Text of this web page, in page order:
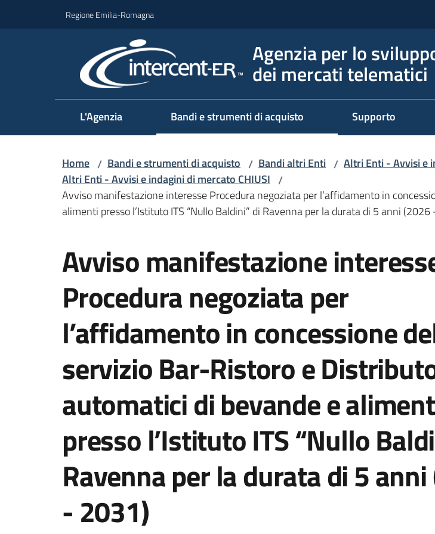
Regione Emilia-Romagna
Agenzia per lo
dei mercati telematici
L'Agenzia Bandi e strumenti di acquisto Supporto
Home / Bandi e strumenti di acquisto / Bandi altri Enti / Altri Enti - Avvisi e
Altri Enti - Avvisi e indagini di mercato CHIUSI /
Avviso manifestazione interesse Procedura negoziata per l’affidamento in
alimenti presso l’Istituto ITS “Nullo Baldini” di Ravenna per la durata di 5 anni
Avviso manifestazione
Procedura negoziata per
l’affidamento in concessione
servizio Bar-Ristoro e
automatici di bevande e
presso l’Istituto ITS “Nullo
Ravenna per la durata di 5
- 2031)